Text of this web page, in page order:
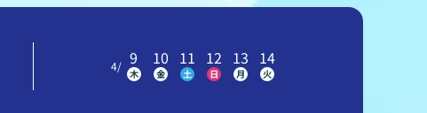
ボートレースチケットショップ富士おやま
コンビニ出走表
4/ 9
木
10
金
11
土
12
日
13
月
14
火